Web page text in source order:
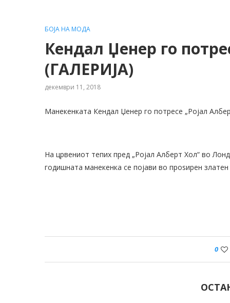
БОЈА НА МОДА
Кендал Џенер го
(ГАЛЕРИЈА)
декември 11, 2018
Манекенката Кендал Џенер го потресе „Ројал
На црвениот тепих пред „Ројал Алберт Хол“ во
годишната манекенка се појави во проѕирен
0